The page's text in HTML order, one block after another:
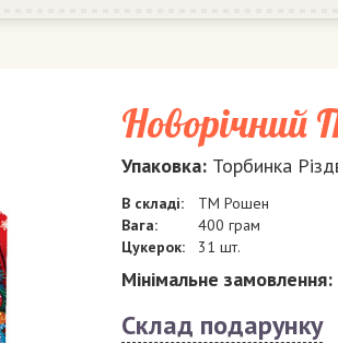
Упаковка: Торбинка
В складі:
ТМ Рошен
Вага:
400 грам
Цукерок:
31 шт.
Мінімальне
Склад подарунку